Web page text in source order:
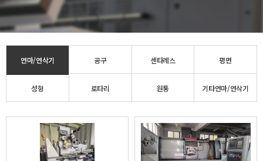
연마/연삭기 공구 센타레스 평면
성형 로타리 원통 기타연마/연삭기